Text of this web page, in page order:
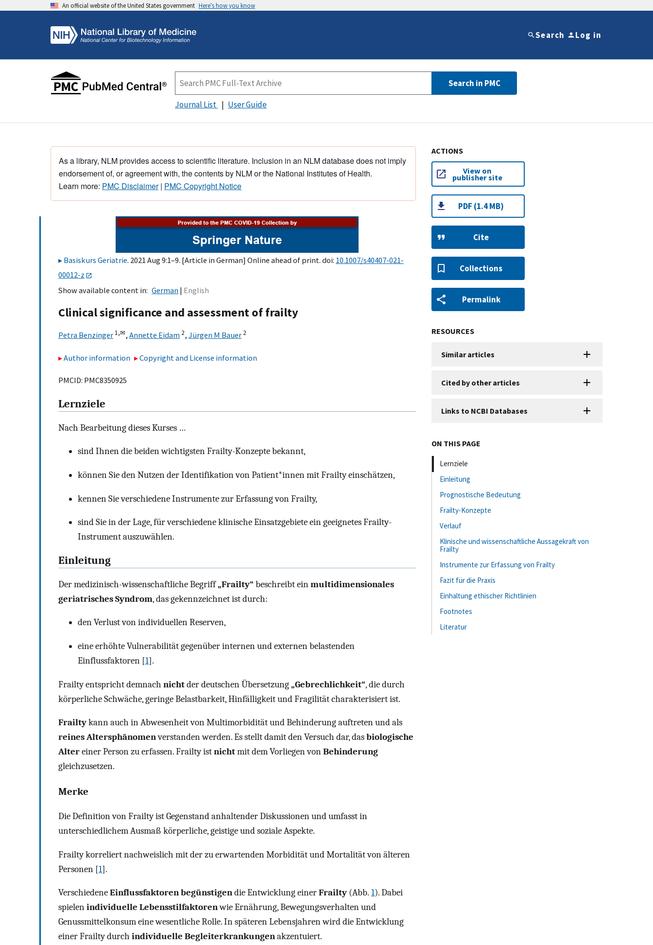
An official website of the United States government Here's how you know
Search Log in
Search in PMC
Journal List User Guide
As a library, NLM provides access to scientific literature. Inclusion in an NLM database does not imply
endorsement of, or agreement with, the contents by NLM or the National Institutes of Health.
Learn more: PMC Disclaimer| PMC Copyright Notice
Basiskurs Geriatrie. 2021 Aug 9:1–9. [Article in German] Online ahead of print. doi: 10.1007/s40407-021-
00012-z
Show available content in
German English
Clinical significance and assessment of frailty
Petra Benzinger 1,✉, Annette Eidam 2, Jürgen M Bauer 2
Author information Copyright and License information
PMCID: PMC8350925
Lernziele
Nach Bearbeitung dieses Kurses …
sind Ihnen die beiden wichtigsten Frailty-Konzepte bekannt,
können Sie den Nutzen der Identifikation von Patient*innen mit Frailty einschätzen,
kennen Sie verschiedene Instrumente zur Erfassung von Frailty,
sind Sie in der Lage, für verschiedene klinische Einsatzgebiete ein geeignetes Frailty-
Instrument auszuwählen.
Einleitung
Der medizinisch-wissenschaftliche Begriff„Frailty“ beschreibt einmultidimensionales
geriatrisches Syndrom, das gekennzeichnet ist durch:
den Verlust von individuellen Reserven,
eine erhöhte Vulnerabilität gegenüber internen und externen belastenden
Einflussfaktoren [1].
Frailty entspricht demnach nichtder deutschen Übersetzung„Gebrechlichkeit“, die durch
körperliche Schwäche, geringe Belastbarkeit, Hinfälligkeit und Fragilität charakterisiert ist.
Frailtykann auch in Abwesenheit von Multimorbidität und Behinderung auftreten und als
reines Altersphänomenverstanden werden. Es stellt damit den Versuch dar, dasbiologische
Altereiner Person zu erfassen. Frailty istnichtmit dem Vorliegen vonBehinderung
gleichzusetzen.
Merke
Die Definition von Frailty ist Gegenstand anhaltender Diskussionen und umfasst in
unterschiedlichem Ausmaß körperliche, geistige und soziale Aspekte.
Frailty korreliert nachweislich mit der zu erwartenden Morbidität und Mortalität von älteren
Personen [1].
VerschiedeneEinflussfaktoren begünstigendie Entwicklung einerFrailty (Abb. 1). Dabei
spielenindividuelle Lebensstilfaktorenwie Ernährung, Bewegungsverhalten und
Genussmittelkonsum eine wesentliche Rolle. In späteren Lebensjahren wird die Entwicklung
einer Frailty durch individuelle Begleiterkrankungenakzentuiert.
ACTIONS
View on
publisher site
PDF (1.4 MB)
Cite
Collections
Permalink
RESOURCES
Similar articles
Cited by other articles
Links to NCBI Databases
ON THIS PAGE
Lernziele
Einleitung
Prognostische Bedeutung
Frailty-Konzepte
Verlauf
Klinische und wissenschaftliche Aussagekraft von
Frailty
Instrumente zur Erfassung von Frailty
Fazit für die Praxis
Einhaltung ethischer Richtlinien
Footnotes
Literatur